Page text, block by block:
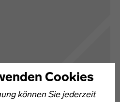
Cookies
können Sie jederzeit